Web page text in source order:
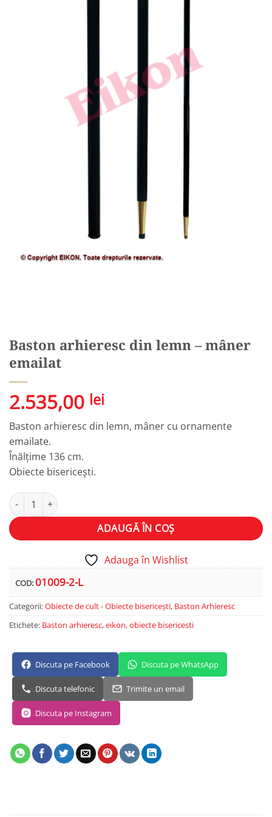
Baston arhieresc din lemn – mâner
emailat
2.535,00 lei
Baston arhieresc din lemn, mâner cu ornamente
emailate.
Înălțime 136 cm.
Obiecte bisericești.
Cantitate Baston arhieresc din lemn – mâner emailat
ADAUGĂ ÎN COȘ
Alternative:
Adauga în Wishlist
COD:01009-2-L
Categorii:Obiecte de cult - Obiecte bisericești, Baston Arhieresc
Etichete: Baston arhieresc,eikon,obiecte bisericesti
Discuta pe Facebook Discuta pe WhatsApp
Discuta telefonic Trimite un email
Discuta pe Instagram